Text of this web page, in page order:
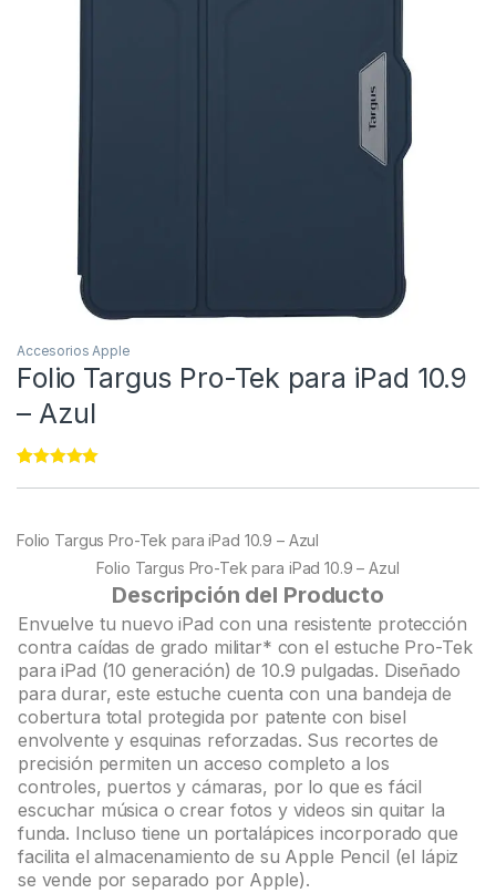
Accesorios Apple
Folio Targus Pro-Tek para iPad 10.9
– Azul
ratings
Folio Targus Pro-Tek para iPad 10.9 – Azul
Folio Targus Pro-Tek para iPad 10.9 – Azul
Descripción del Producto
Envuelve tu nuevo iPad con una resistente protección
contra caídas de grado militar* con el estuche Pro-Tek
para iPad (10 generación) de 10.9 pulgadas. Diseñado
para durar, este estuche cuenta con una bandeja de
cobertura total protegida por patente con bisel
envolvente y esquinas reforzadas. Sus recortes de
precisión permiten un acceso completo a los
controles, puertos y cámaras, por lo que es fácil
escuchar música o crear fotos y videos sin quitar la
funda. Incluso tiene un portalápices incorporado que
facilita el almacenamiento de su Apple Pencil (el lápiz
se vende por separado por Apple).